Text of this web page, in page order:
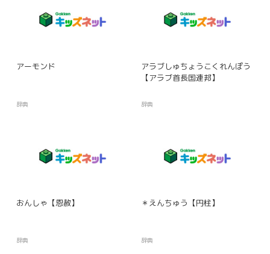
アーモンド
辞典
アラブしゅちょうこくれんぽう
【アラブ首長国連邦】
辞典
おんしゃ【恩赦】
辞典
＊えんちゅう【円柱】
辞典